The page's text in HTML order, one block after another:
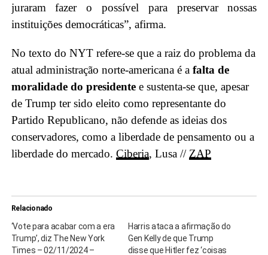
juraram fazer o possível para preservar nossas
instituições democráticas”, afirma.
No texto do NYT refere-se que a raiz do problema da
atual administração norte-americana é a falta de
moralidade do presidentee sustenta-se que, apesar
de Trump ter sido eleito como representante do
Partido Republicano, não defende as ideias dos
conservadores, como a liberdade de pensamento ou a
liberdade do mercado. Ciberia, Lusa // ZAP
Relacionado
‘Vote para acabar com a era
Trump’, diz The New York
Times – 02/11/2024 –
Harris ataca a afirmação do
Gen Kelly de que Trump
disse que Hitler fez ‘coisas